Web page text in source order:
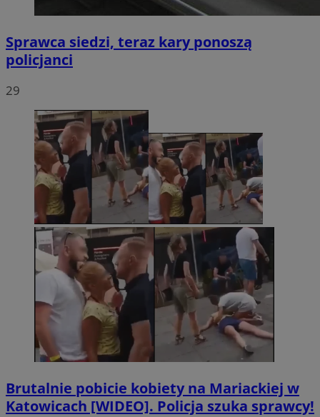
Sprawca siedzi, teraz kary ponoszą
policjanci
29
Brutalnie pobicie kobiety na Mariackiej w
Katowicach [WIDEO]. Policja szuka sprawcy!